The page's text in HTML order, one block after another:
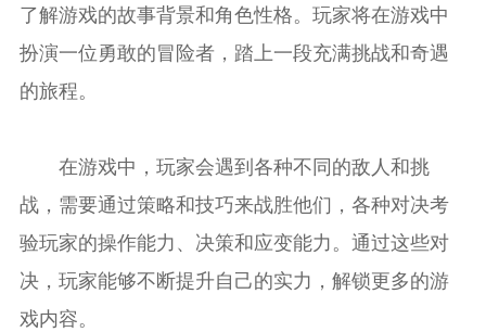
了解游戏的故事背景和角色性格。玩家将在游戏中
扮演一位勇敢的冒险者，踏上一段充满挑战和奇遇
的旅程。
在游戏中，玩家会遇到各种不同的敌人和挑
战，需要通过策略和技巧来战胜他们，各种对决考
验玩家的操作能力、决策和应变能力。通过这些对
决，玩家能够不断提升自己的实力，解锁更多的游
戏内容。